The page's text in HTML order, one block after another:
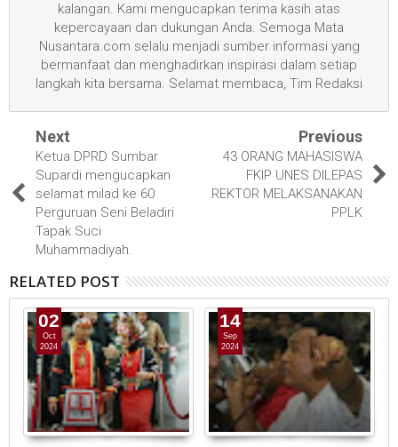
kalangan. Kami mengucapkan terima kasih atas
kepercayaan dan dukungan Anda. Semoga Mata
Nusantara.com selalu menjadi sumber informasi yang
bermanfaat dan menghadirkan inspirasi dalam setiap
langkah kita bersama. Selamat membaca, Tim Redaksi
Next
Ketua DPRD Sumbar
Supardi mengucapkan
selamat milad ke 60
Perguruan Seni Beladiri
Tapak Suci
Muhammadiyah.
Previous
43 ORANG MAHASISWA
FKIP UNES DILEPAS
REKTOR MELAKSANAKAN
PPLK
RELATED POST
02
Oct
2024
14
Sep
2024